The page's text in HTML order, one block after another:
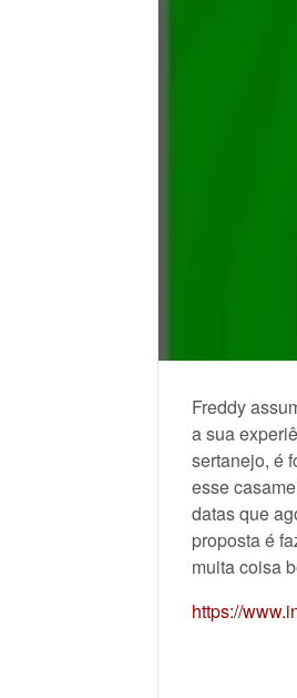
Freddy
a sua
sertanejo, é
esse
datas que
proposta é
muita coisa
https://